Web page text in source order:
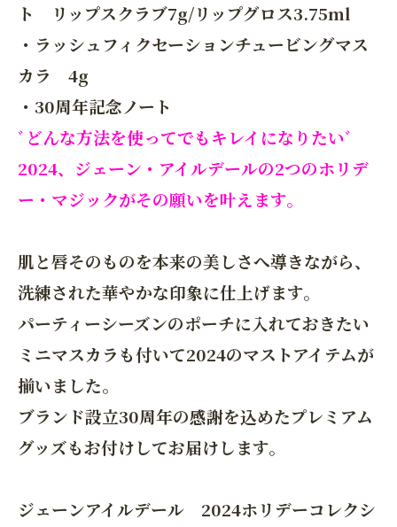
ト リップスクラブ7g/リップグロス3.75ml
・ラッシュフィクセーションチュービングマス
カラ 4g
・30周年記念ノート
ﾞどんな方法を使ってでもキレイになりたいﾞ
2024、ジェーン・アイルデールの2つのホリデ
ー・マジックがその願いを叶えます。
肌と唇そのものを本来の美しさへ導きながら、
洗練された華やかな印象に仕上げます。
パーティーシーズンのポーチに入れておきたい
ミニマスカラも付いて2024のマストアイテムが
揃いました。
ブランド設立30周年の感謝を込めたプレミアム
グッズもお付けしてお届けします。
ジェーンアイルデール 2024ホリデーコレクシ